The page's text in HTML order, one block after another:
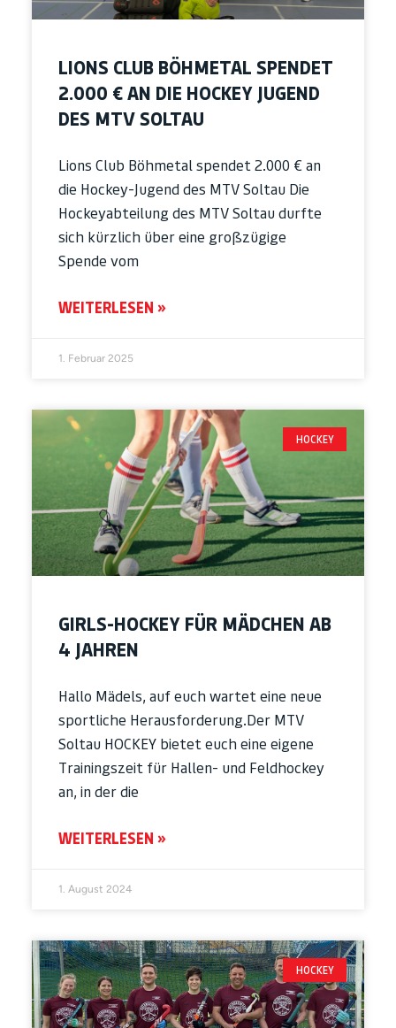
LIONS CLUB BÖHMETAL SPENDET
2.000 € AN DIE HOCKEY JUGEND
DES MTV SOLTAU
Lions Club Böhmetal spendet 2.000 € an
die Hockey-Jugend des MTV Soltau Die
Hockeyabteilung des MTV Soltau durfte
sich kürzlich über eine großzügige
Spende vom
WEITERLESEN »
1. Februar 2025
HOCKEY
GIRLS-HOCKEY FÜR MÄDCHEN AB
4 JAHREN
Hallo Mädels, auf euch wartet eine neue
sportliche Herausforderung.Der MTV
Soltau HOCKEY bietet euch eine eigene
Trainingszeit für Hallen- und Feldhockey
an, in der die
WEITERLESEN »
1. August 2024
HOCKEY